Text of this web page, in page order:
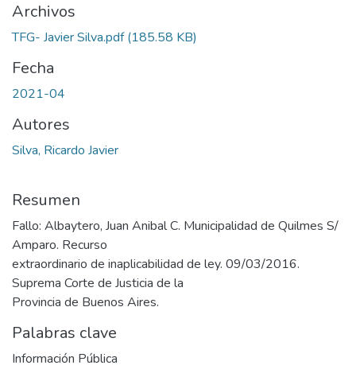
Archivos
TFG- Javier Silva.pdf(185.58 KB)
Fecha
2021-04
Autores
Silva, Ricardo Javier
Resumen
Fallo: Albaytero, Juan Anibal C. Municipalidad de Quilmes S/
Amparo. Recurso
extraordinario de inaplicabilidad de ley. 09/03/2016.
Suprema Corte de Justicia de la
Provincia de Buenos Aires.
Palabras clave
Información Pública